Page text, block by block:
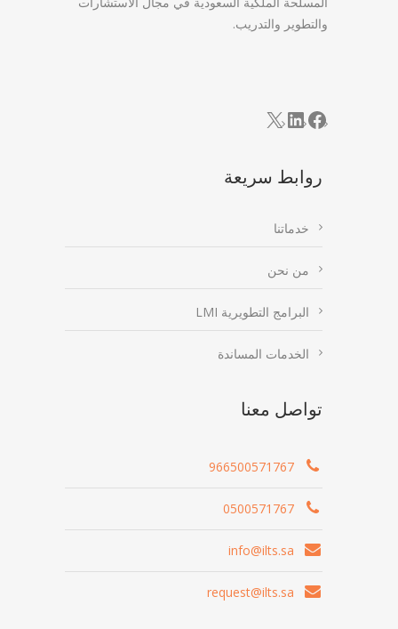
والتطوير والتدريب.
Facebook
LinkedIn
X
روابط سريعة
خدماتنا
من نحن
البرامج التطويرية LMI
الخدمات المساندة
تواصل معنا
966500571767
0500571767
info@ilts.sa
request@ilts.sa